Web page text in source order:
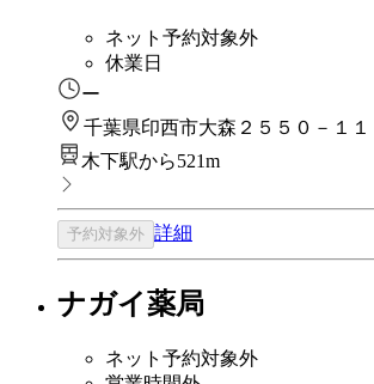
ネット予約対象外
休業日
ー
千葉県印西市大森２５５０－１１
木下駅から521m
予約対象外 詳細
ナガイ薬局
ネット予約対象外